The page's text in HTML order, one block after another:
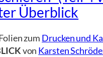
Überblick
zum Drucken und
von Karsten